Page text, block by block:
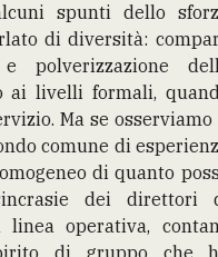
spunti dello
di diversità:
polverizzazione
ai livelli formali,
Ma se
comune di
di quanto
dei direttori
operativa,
di gruppo che